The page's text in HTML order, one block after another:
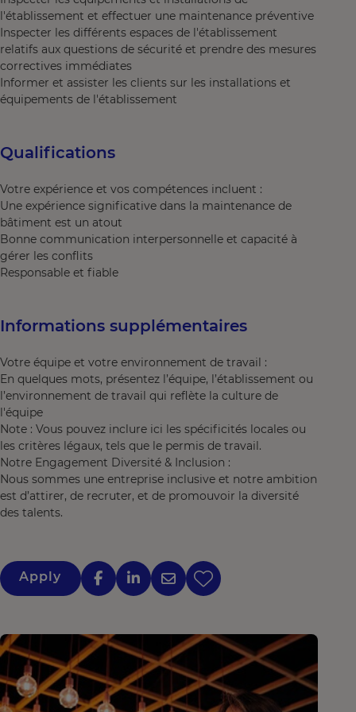
l'établissement et effectuer une maintenance préventive
Inspecter les différents espaces de l'établissement
relatifs aux questions de sécurité et prendre des mesures
correctives immédiates
Informer et assister les clients sur les installations et
équipements de l'établissement
Qualifications
Votre expérience et vos compétences incluent :
Une expérience significative dans la maintenance de
bâtiment est un atout
Bonne communication interpersonnelle et capacité à
gérer les conflits
Responsable et fiable
Informations supplémentaires
Votre équipe et votre environnement de travail :
En quelques mots, présentez l’équipe, l’établissement ou
l’environnement de travail qui reflète la culture de
l'équipe
Note : Vous pouvez inclure ici les spécificités locales ou
les critères légaux, tels que le permis de travail.
Notre Engagement Diversité & Inclusion :
Nous sommes une entreprise inclusive et notre ambition
est d’attirer, de recruter, et de promouvoir la diversité
des talents.
Apply